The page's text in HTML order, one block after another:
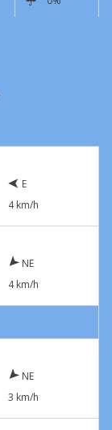
E
4 km/h
NE
4 km/h
NE
3 km/h